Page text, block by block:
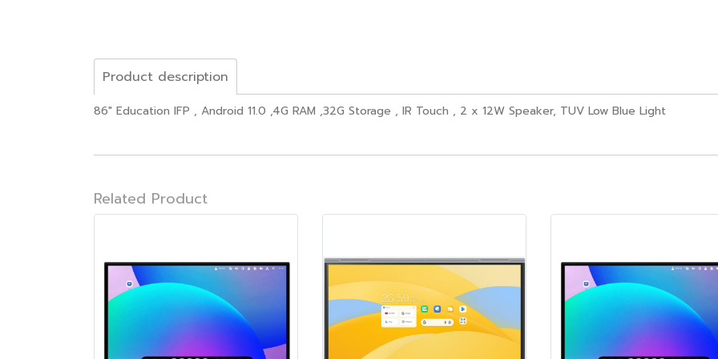
Product description
86" Education IFP , Android 11.0 ,4G RAM ,32G Storage , IR Touch , 2 x 12W Speaker, TUV Low Blue Light
Related Product